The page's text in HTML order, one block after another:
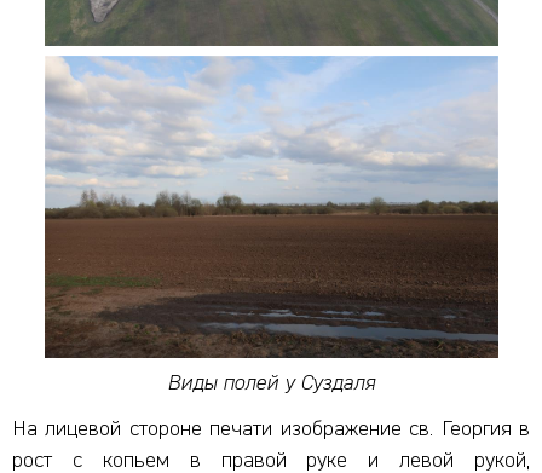
Виды полей у Суздаля
На лицевой стороне печати изображение св. Георгия в
рост с копьем в правой руке и левой рукой,